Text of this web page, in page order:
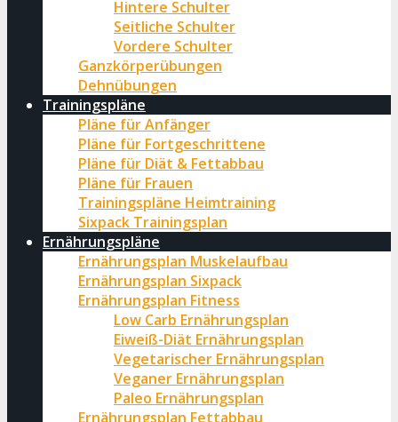
Hintere Schulter
Seitliche Schulter
Vordere Schulter
Ganzkörperübungen
Dehnübungen
Trainingspläne
Pläne für Anfänger
Pläne für Fortgeschrittene
Pläne für Diät & Fettabbau
Pläne für Frauen
Trainingspläne Heimtraining
Sixpack Trainingsplan
Ernährungspläne
Ernährungsplan Muskelaufbau
Ernährungsplan Sixpack
Ernährungsplan Fitness
Low Carb Ernährungsplan
Eiweiß-Diät Ernährungsplan
Vegetarischer Ernährungsplan
Veganer Ernährungsplan
Paleo Ernährungsplan
Ernährungsplan Fettabbau